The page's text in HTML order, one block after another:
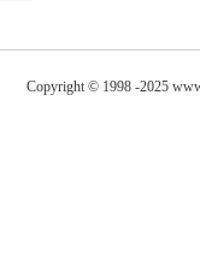
Copyright © 1998 -2025